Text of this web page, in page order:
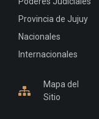
Provincia de Jujuy
Nacionales
Internacionales
Mapa del
Sitio